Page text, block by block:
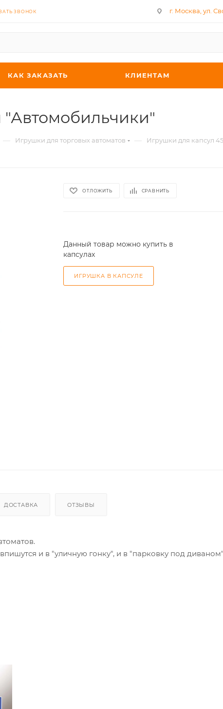
ЗВОНОК г. Москва, ул.
КАК ЗАКАЗАТЬ КЛИЕНТАМ
— Игрушки для торговых автоматов — Игрушки для капсул
ОТЛОЖИТЬ СРАВНИТЬ
Данный товар можно купить в
капсулах
ИГРУШКА В КАПСУЛЕ
ДОСТАВКА ОТЗЫВЫ
и в "уличную гонку", и в "парковку под